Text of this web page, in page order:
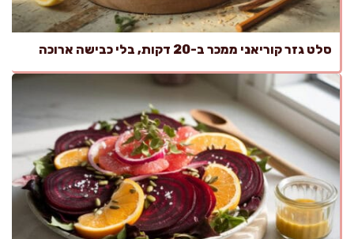
סלט גזר קוריאני ממכר ב-20 דקות, בלי כבישה ארוכה